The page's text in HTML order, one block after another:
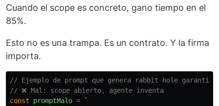
Cuando el scope es concreto, gano tiempo en el
85%.
Esto no es una trampa. Es un contrato. Y la firma
importa.
// Ejemplo de prompt que genera rabbit hole
// ❌ Mal: scope abierto, agente inventa
const
promptMalo =
`